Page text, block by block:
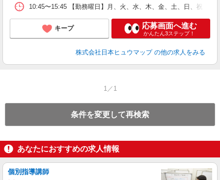
10:45〜15:45 【勤務曜日】月、火、水、木、金、土、日、祝 勤
キープ 応募画面へ進む
かんたん3ステップ！
株式会社日本ヒュウマップ の他の求人をみる
1／1
条件を変更して再検索
あなたにおすすめの求人情報
個別指導講師